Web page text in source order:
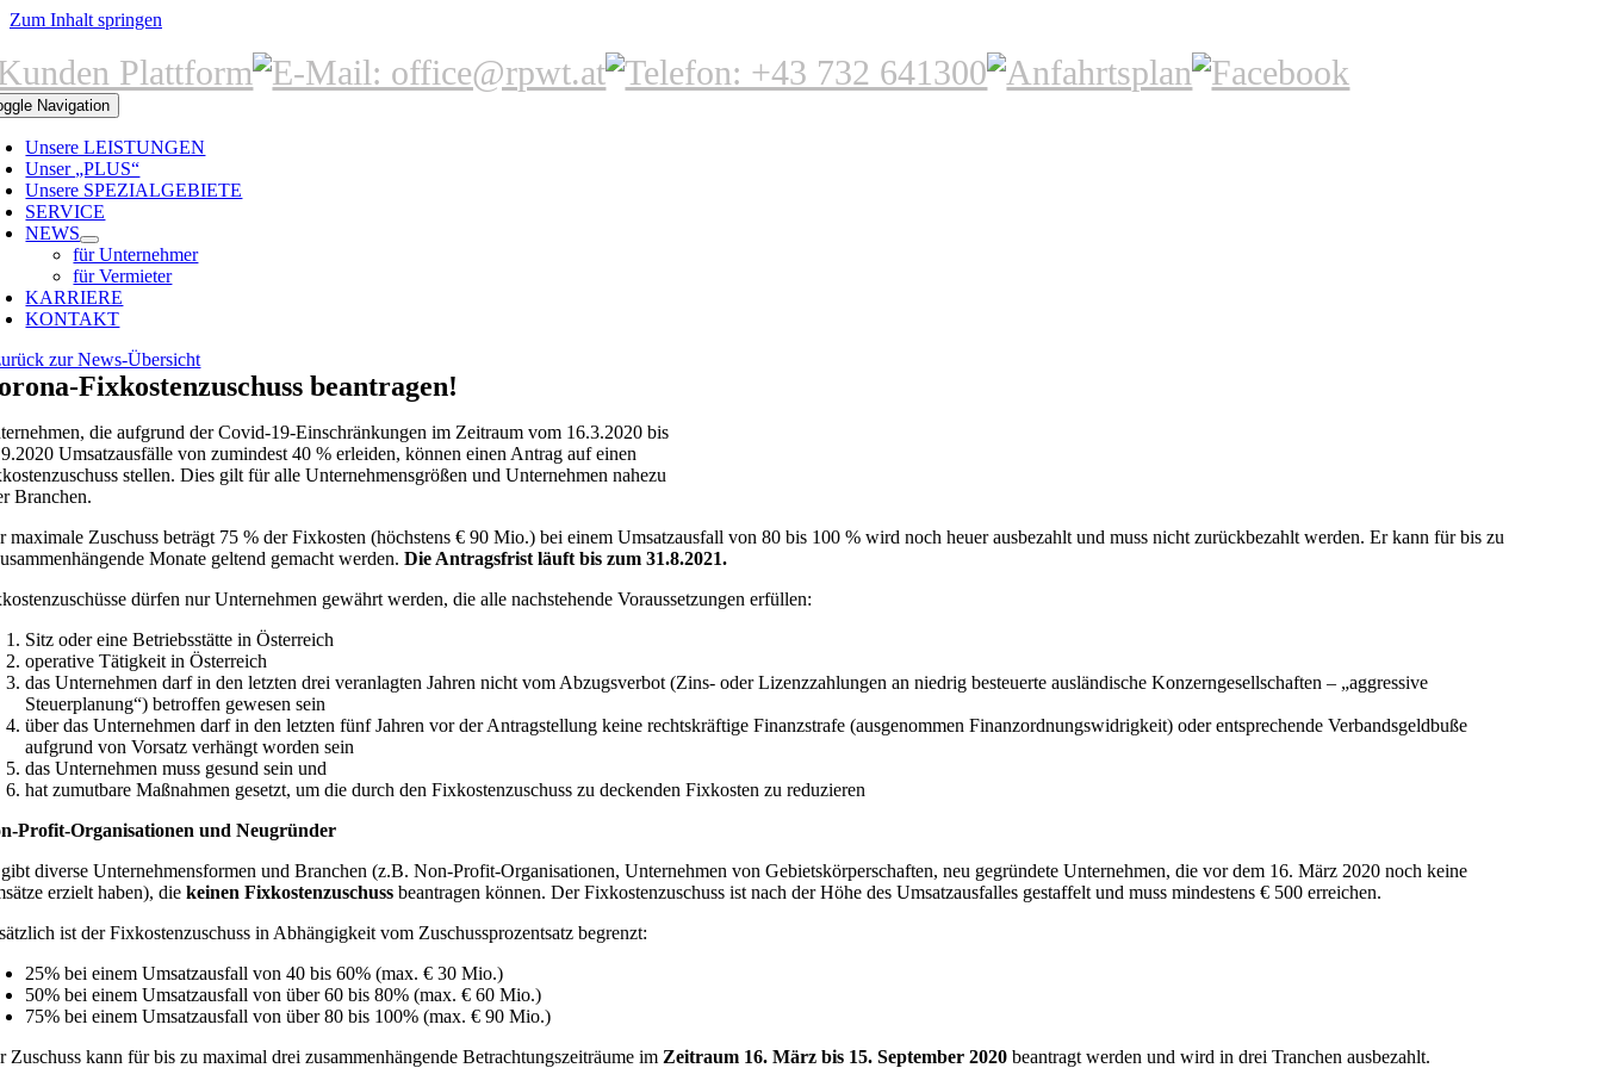
Zum Inhalt springen
Navigation
Unsere LEISTUNGEN
Unser „PLUS“
Unsere SPEZIALGEBIETE
SERVICE
NEWS
für Unternehmer
für Vermieter
KARRIERE
KONTAKT
zur News-Übersicht
Fixkostenzuschuss beantragen!
die aufgrund der Covid-19-Einschränkungen im Zeitraum vom 16.3.2020 bis
Umsatzausfälle von zumindest 40 % erleiden, können einen Antrag auf einen
stellen. Dies gilt für alle Unternehmensgrößen und Unternehmen nahezu
Branchen.
maximale Zuschuss beträgt 75 % der Fixkosten (höchstens € 90 Mio.) bei einem Umsatzausfall von 80 bis 100 % wird noch heuer ausbezahlt und muss nicht zurückbezahlt werden. Er kann für bis zu
Monate geltend gemacht werden.Die Antragsfrist läuft bis zum 31.8.2021.
dürfen nur Unternehmen gewährt werden, die alle nachstehende Voraussetzungen erfüllen:
Sitz oder eine Betriebsstätte in Österreich
operative Tätigkeit in Österreich
das Unternehmen darf in den letzten drei veranlagten Jahren nicht vom Abzugsverbot (Zins- oder Lizenzzahlungen an niedrig besteuerte ausländische Konzerngesellschaften – „aggressive
Steuerplanung“) betroffen gewesen sein
über das Unternehmen darf in den letzten fünf Jahren vor der Antragstellung keine rechtskräftige Finanzstrafe (ausgenommen Finanzordnungswidrigkeit) oder entsprechende Verbandsgeldbuße
aufgrund von Vorsatz verhängt worden sein
das Unternehmen muss gesund sein und
hat zumutbare Maßnahmen gesetzt, um die durch den Fixkostenzuschuss zu deckenden Fixkosten zu reduzieren
Profit-Organisationen und Neugründer
diverse Unternehmensformen und Branchen (z.B. Non-Profit-Organisationen, Unternehmen von Gebietskörperschaften, neu gegründete Unternehmen, die vor dem 16. März 2020 noch keine
erzielt haben), diekeinen Fixkostenzuschuss beantragen können. Der Fixkostenzuschuss ist nach der Höhe des Umsatzausfalles gestaffelt und muss mindestens € 500 erreichen.
ist der Fixkostenzuschuss in Abhängigkeit vom Zuschussprozentsatz begrenzt:
25% bei einem Umsatzausfall von 40 bis 60% (max. € 30 Mio.)
50% bei einem Umsatzausfall von über 60 bis 80% (max. € 60 Mio.)
75% bei einem Umsatzausfall von über 80 bis 100% (max. € 90 Mio.)
Zuschuss kann für bis zu maximal drei zusammenhängende Betrachtungszeiträume im Zeitraum 16. März bis 15. September 2020 beantragt werden und wird in drei Tranchen ausbezahlt.